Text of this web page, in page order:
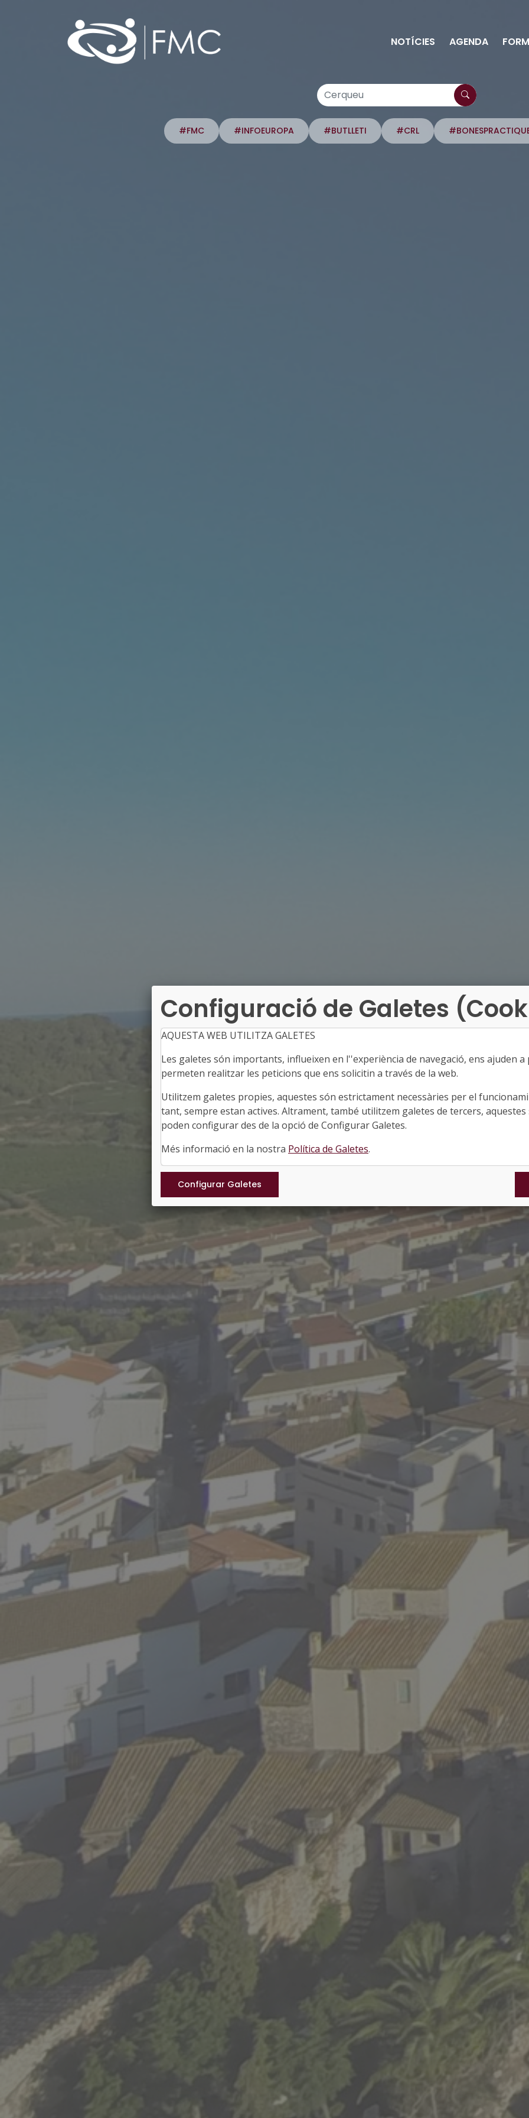
NOTÍCIES AGENDA
#FMC #INFOEUROPA #BUTLLETI #CRL
Configuració de Galetes
AQUESTA WEB UTILITZA GALETES
Les galetes són importants, influeixen en l''experiència de navegació, ens ajuden
permeten realitzar les peticions que ens solicitin a través de la web.
Utilitzem galetes propies, aquestes són estrictament necessàries per el
tant, sempre estan actives. Altrament, també utilitzem galetes de tercers,
poden configurar des de la opció de Configurar Galetes.
Més informació en la nostra Política de Galetes.